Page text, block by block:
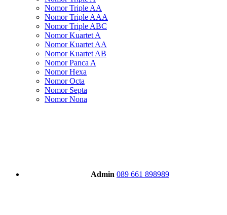
Nomor Triple AA
Nomor Triple AAA
Nomor Triple ABC
Nomor Kuartet A
Nomor Kuartet AA
Nomor Kuartet AB
Nomor Panca A
Nomor Hexa
Nomor Octa
Nomor Septa
Nomor Nona
Admin 089 661 898989